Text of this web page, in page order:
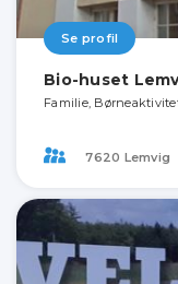
Se profil
Bio-huset
Familie,
7620 Lemvig